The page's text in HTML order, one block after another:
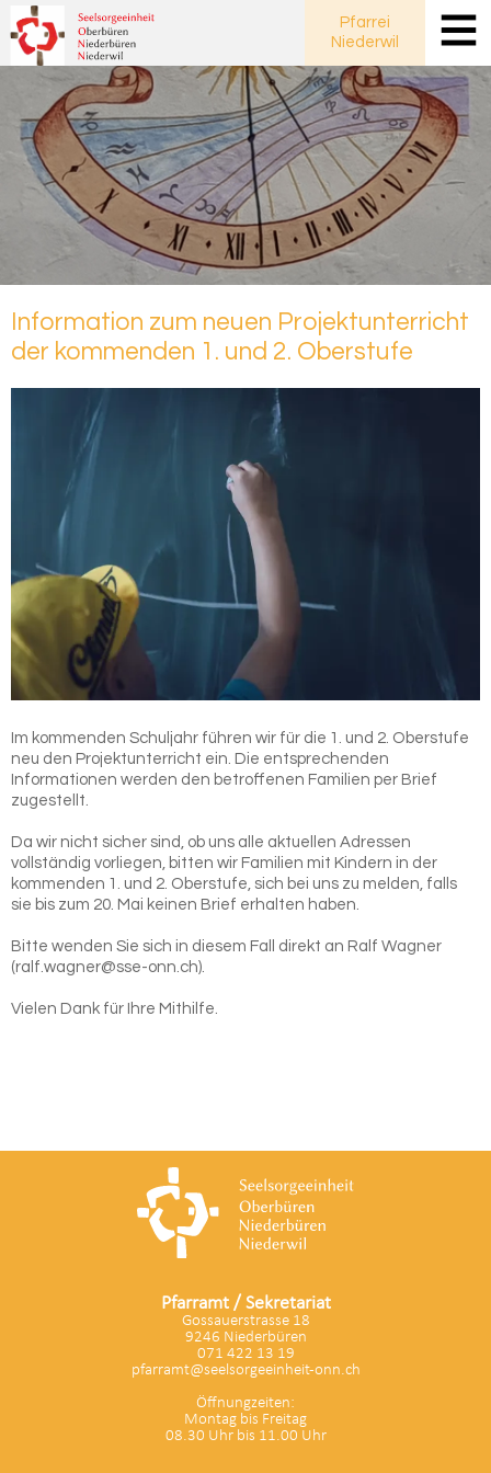
Pfarrei
Niederwil
In­for­ma­ti­on zum neuen Pro­jekt­un­ter­richt
der kom­men­den 1. und 2. Ober­stu­fe
Im kommenden Schuljahr führen wir für die 1. und 2. Oberstufe
neu den Projektunterricht ein. Die entsprechenden
Informationen werden den betroffenen Familien per Brief
zugestellt.
Da wir nicht sicher sind, ob uns alle aktuellen Adressen
vollständig vorliegen, bitten wir Familien mit Kindern in der
kommenden 1. und 2. Oberstufe, sich bei uns zu melden, falls
sie bis zum 20. Mai keinen Brief erhalten haben.
Bitte wenden Sie sich in diesem Fall direkt an Ralf Wagner
(ralf.wagner@sse-onn.ch).
Vielen Dank für Ihre Mithilfe.
Pfarramt / Sekretariat
Gossauerstrasse 18
9246 Niederbüren
071 422 13 19
pfarramt@seelsorgeeinheit-onn.ch
Öffnungzeiten:
Montag bis Freitag
08.30 Uhr bis 11.00 Uhr